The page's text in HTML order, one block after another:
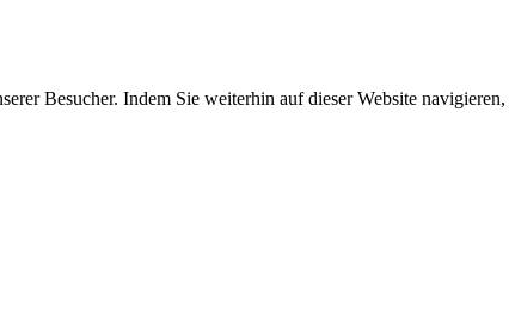
Besucher. Indem Sie weiterhin auf dieser Website